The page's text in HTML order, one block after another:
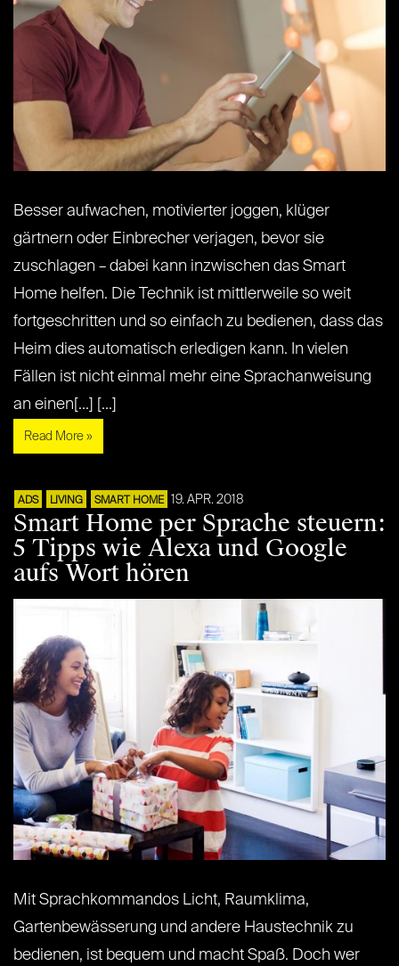
Besser aufwachen, motivierter joggen, klüger
gärtnern oder Einbrecher verjagen, bevor sie
zuschlagen – dabei kann inzwischen das Smart
Home helfen. Die Technik ist mittlerweile so weit
fortgeschritten und so einfach zu bedienen, dass das
Heim dies automatisch erledigen kann. In vielen
Fällen ist nicht einmal mehr eine Sprachanweisung
an einen[...] [...]
Read More »
ADS LIVING SMART HOME 19. APR. 2018
Smart Home per Sprache steuern:
5 Tipps wie Alexa und Google
aufs Wort hören
Mit Sprachkommandos Licht, Raumklima,
Gartenbewässerung und andere Haustechnik zu
bedienen, ist bequem und macht Spaß. Doch wer